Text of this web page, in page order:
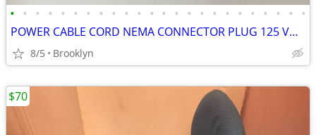
• • • • • • • • • • • • • • • • • • • • • • • •
POWER CABLE CORD NEMA CONNECTOR PLUG 125 VOLT PVC INSULATION 5FT BLACK
8/5 Brooklyn
$70